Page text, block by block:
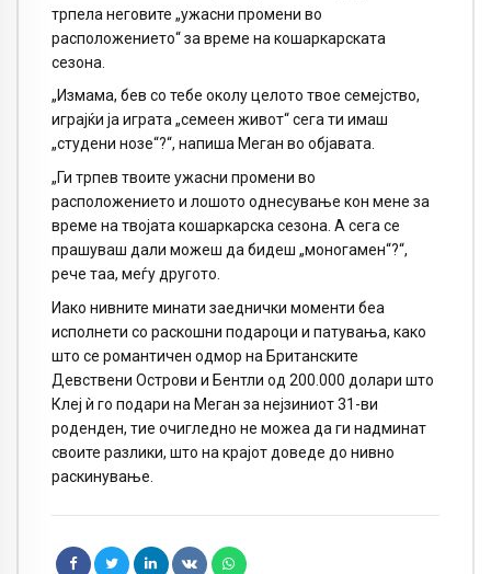
трпела неговите „ужасни промени во
расположението“ за време на кошаркарската
сезона.
„Измама, бев со тебе околу целото твое семејство,
играјќи ја играта „семеен живот“ сега ти имаш
„студени нозе“?“, напиша Меган во објавата.
„Ги трпев твоите ужасни промени во
расположението и лошото однесување кон мене за
време на твојата кошаркарска сезона. А сега се
прашуваш дали можеш да бидеш „моногамен“?“,
рече таа, меѓу другото.
Иако нивните минати заеднички моменти беа
исполнети со раскошни подароци и патувања, како
што се романтичен одмор на Британските
Девствени Острови и Бентли од 200.000 долари што
Клеј ѝ го подари на Меган за нејзиниот 31-ви
роденден, тие очигледно не можеа да ги надминат
своите разлики, што на крајот доведе до нивно
раскинување.